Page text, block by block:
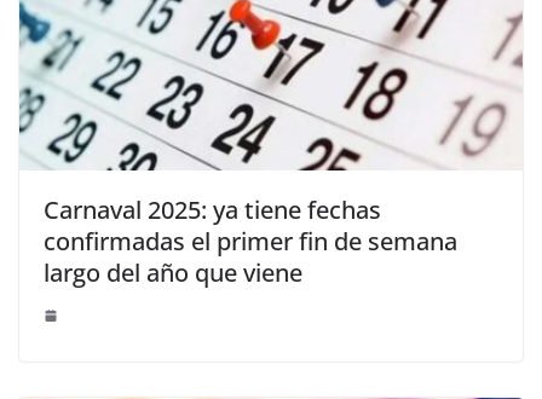
Carnaval 2025: ya tiene fechas
confirmadas el primer fin de semana
largo del año que viene